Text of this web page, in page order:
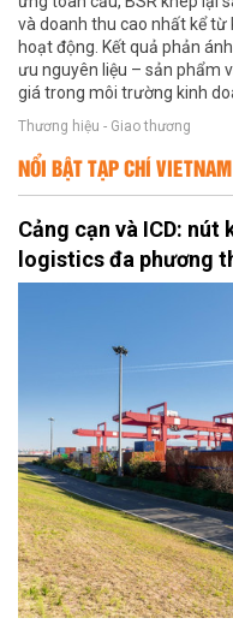
và doanh thu cao nhất kể từ
hoạt động. Kết quả phản
ưu nguyên liệu – sản phẩm
giá trong môi trường kinh
Thương hiệu - Giao thương
NỔI BẬT TẠP CHÍ
Cảng cạn và ICD:
logistics đa phương